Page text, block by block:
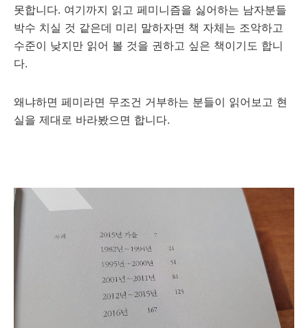
못합니다. 여기까지 읽고 페미니즘을 싫어하는 남자분들
박수 치실 것 같은데 미리 말하자면 책 자체는 조악하고
수준이 낮지만 읽어 볼 것을 권하고 싶은 책이기도 합니
다.
왜냐하면 페미라면 무조건 거부하는 분들이 읽어보고 현
실을 제대로 바라봤으면 합니다.